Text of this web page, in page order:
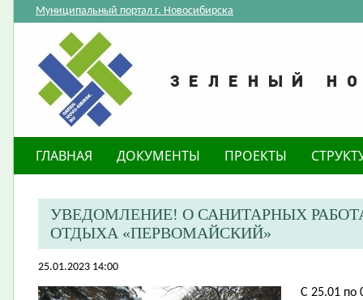
Муниципальный портал г. Новосибирска
ГЛАВНАЯ ДОКУМЕНТЫ ПРОЕКТЫ
​УВЕДОМЛЕНИЕ! О САНИТАРНЫХ
ОТДЫХА «ПЕРВОМАЙСКИЙ»
25.01.2023 14:00
С 25.01 по